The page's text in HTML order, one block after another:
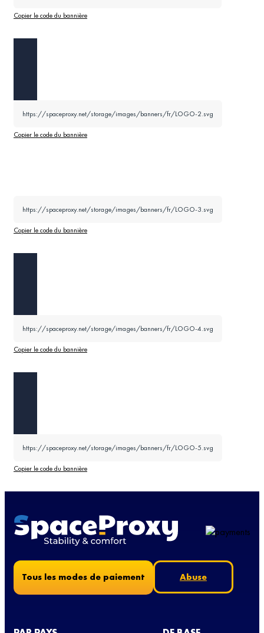
Copier le code du bannière
https://spaceproxy.net/storage/images/banners/fr/LOGO-2.svg
Copier le code du bannière
https://spaceproxy.net/storage/images/banners/fr/LOGO-3.svg
Copier le code du bannière
https://spaceproxy.net/storage/images/banners/fr/LOGO-4.svg
Copier le code du bannière
https://spaceproxy.net/storage/images/banners/fr/LOGO-5.svg
Copier le code du bannière
Tous les modes de paiement Abuse